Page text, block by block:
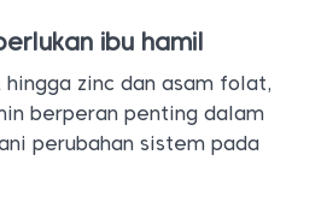
ibu hamil
zinc dan asam folat,
berperan penting dalam
perubahan sistem pada